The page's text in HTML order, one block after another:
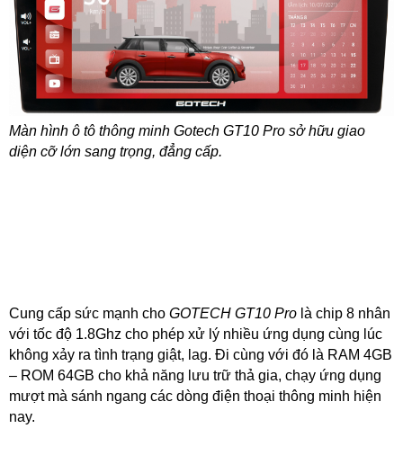
Màn hình ô tô thông minh Gotech GT10 Pro sở hữu giao
diện cỡ lớn sang trọng, đẳng cấp.
Cung cấp sức mạnh cho GOTECH GT10 Pro là chip 8 nhân
với tốc độ 1.8Ghz cho phép xử lý nhiều ứng dụng cùng lúc
không xảy ra tình trạng giật, lag. Đi cùng với đó là RAM 4GB
– ROM 64GB cho khả năng lưu trữ thả gia, chạy ứng dụng
mượt mà sánh ngang các dòng điện thoại thông minh hiện
nay.